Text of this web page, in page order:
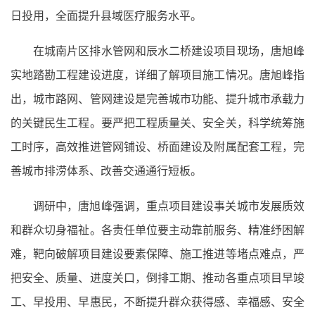
日投用，全面提升县域医疗服务水平。
在城南片区排水管网和辰水二桥建设项目现场，唐旭峰
实地踏勘工程建设进度，详细了解项目施工情况。唐旭峰指
出，城市路网、管网建设是完善城市功能、提升城市承载力
的关键民生工程。要严把工程质量关、安全关，科学统筹施
工时序，高效推进管网铺设、桥面建设及附属配套工程，完
善城市排涝体系、改善交通通行短板。
调研中，唐旭峰强调，重点项目建设事关城市发展质效
和群众切身福祉。各责任单位要主动靠前服务、精准纾困解
难，靶向破解项目建设要素保障、施工推进等堵点难点，严
把安全、质量、进度关口，倒排工期、推动各重点项目早竣
工、早投用、早惠民，不断提升群众获得感、幸福感、安全